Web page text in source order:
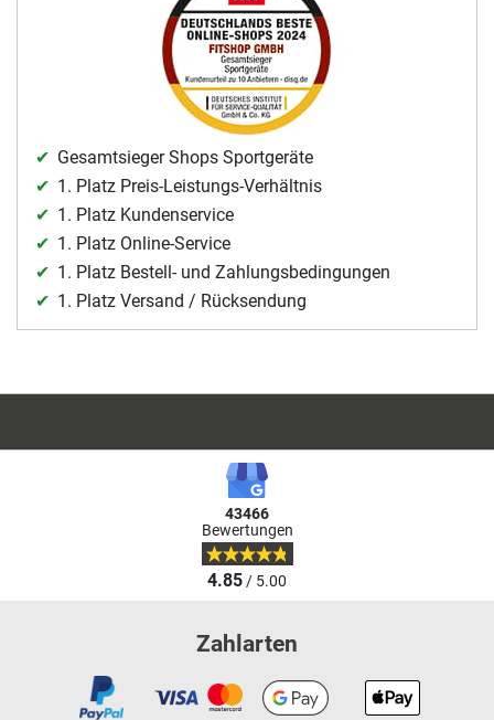
Gesamtsieger Shops Sportgeräte
1. Platz Preis-Leistungs-Verhältnis
1. Platz Kundenservice
1. Platz Online-Service
1. Platz Bestell- und Zahlungsbedingungen
1. Platz Versand / Rücksendung
43466
Bewertungen
4.85/ 5.00
Zahlarten